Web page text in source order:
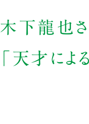
木下龍也さ
「天才に